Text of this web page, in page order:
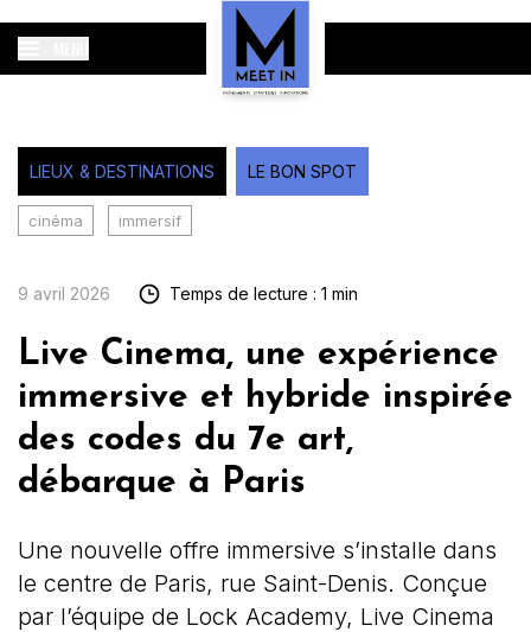
LIEUX & DESTINATIONS LE BON SPOT
cinéma immersif
9 avril 2026 Temps de lecture : 1 min
Live Cinema, une expérience
immersive et hybride inspirée
des codes du 7e art,
débarque à Paris
Une nouvelle offre immersive s’installe dans
le centre de Paris, rue Saint-Denis. Conçue
par l’équipe de Lock Academy, Live Cinema